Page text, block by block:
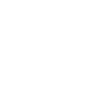
Mavi Etiketli quantity